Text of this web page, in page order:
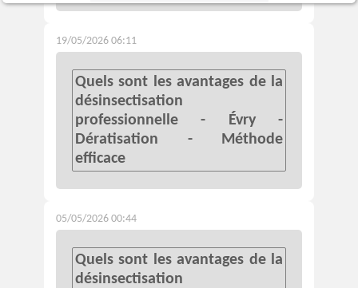
19/05/2026 06:11
Quels sont les avantages de la
désinsectisation
professionnelle - Évry -
Dératisation - Méthode
efficace
05/05/2026 00:44
Quels sont les avantages de la
désinsectisation